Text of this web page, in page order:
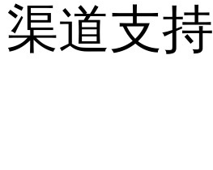
渠道支持